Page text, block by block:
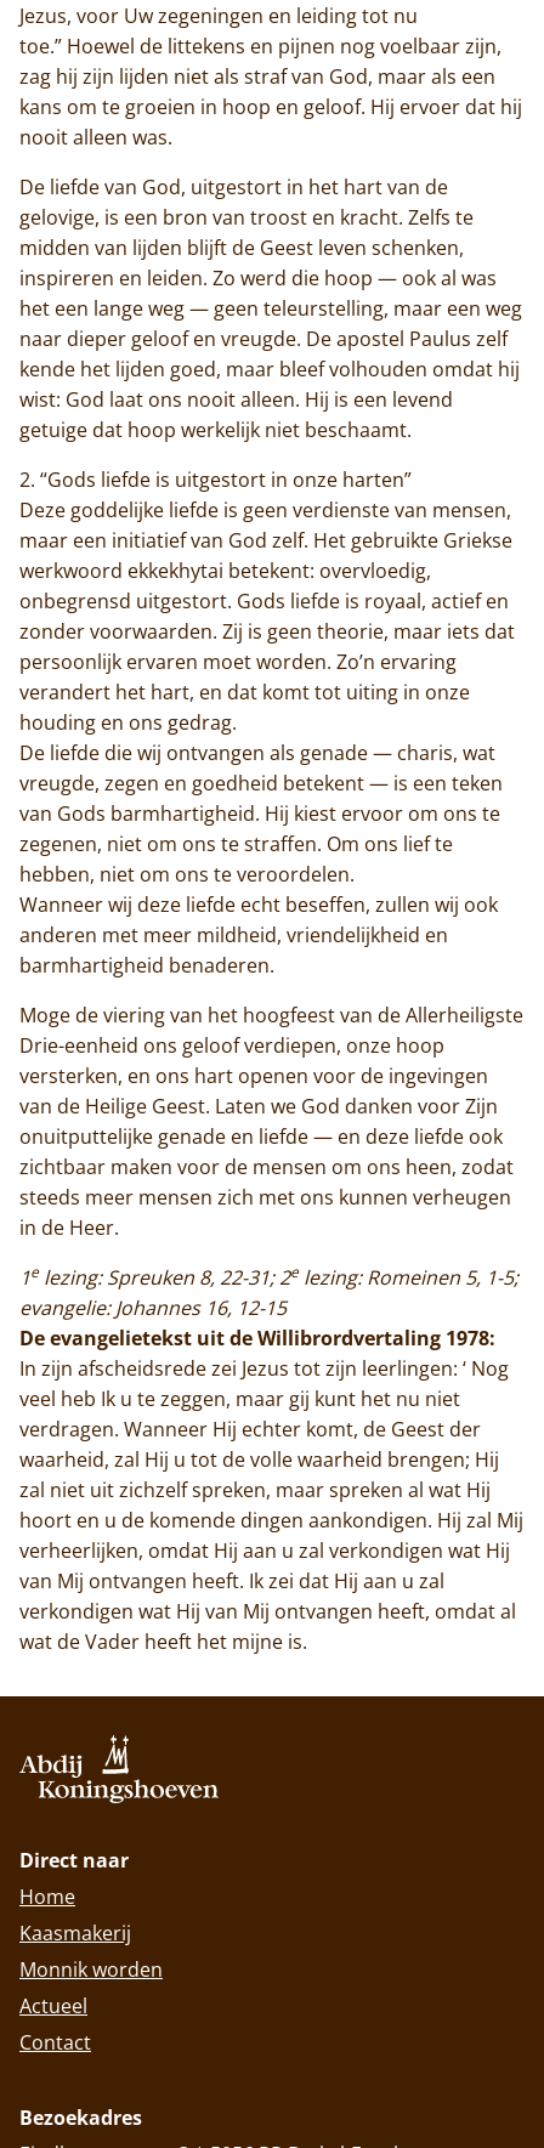
Home
Trappisten
De abdij
Actueel
Monnik worden
Contact
Jezus, voor Uw zegeningen en leiding tot nu
toe.” Hoewel de littekens en pijnen nog voelbaar zijn,
zag hij zijn lijden niet als straf van God, maar als een
kans om te groeien in hoop en geloof. Hij ervoer dat hij
nooit alleen was.
De liefde van God, uitgestort in het hart van de
gelovige, is een bron van troost en kracht. Zelfs te
midden van lijden blijft de Geest leven schenken,
inspireren en leiden. Zo werd die hoop — ook al was
het een lange weg — geen teleurstelling, maar een weg
naar dieper geloof en vreugde. De apostel Paulus zelf
kende het lijden goed, maar bleef volhouden omdat hij
wist: God laat ons nooit alleen. Hij is een levend
getuige dat hoop werkelijk niet beschaamt.
2.⁠ ⁠“Gods liefde is uitgestort in onze harten”
Deze goddelijke liefde is geen verdienste van mensen,
maar een initiatief van God zelf. Het gebruikte Griekse
werkwoord ekkekhytai betekent: overvloedig,
onbegrensd uitgestort. Gods liefde is royaal, actief en
zonder voorwaarden. Zij is geen theorie, maar iets dat
persoonlijk ervaren moet worden. Zo’n ervaring
verandert het hart, en dat komt tot uiting in onze
houding en ons gedrag.
De liefde die wij ontvangen als genade — charis, wat
vreugde, zegen en goedheid betekent — is een teken
van Gods barmhartigheid. Hij kiest ervoor om ons te
zegenen, niet om ons te straffen. Om ons lief te
hebben, niet om ons te veroordelen.
Wanneer wij deze liefde echt beseffen, zullen wij ook
anderen met meer mildheid, vriendelijkheid en
barmhartigheid benaderen.
Moge de viering van het hoogfeest van de Allerheiligste
Drie-eenheid ons geloof verdiepen, onze hoop
versterken, en ons hart openen voor de ingevingen
van de Heilige Geest. Laten we God danken voor Zijn
onuitputtelijke genade en liefde — en deze liefde ook
zichtbaar maken voor de mensen om ons heen, zodat
steeds meer mensen zich met ons kunnen verheugen
in de Heer.
1elezing: Spreuken 8, 22-31; 2elezing: Romeinen 5, 1-5;
evangelie: Johannes 16, 12-15
De evangelietekst uit de Willibrordvertaling 1978:
In zijn afscheidsrede zei Jezus tot zijn leerlingen: ‘ Nog
veel heb Ik u te zeggen, maar gij kunt het nu niet
verdragen. Wanneer Hij echter komt, de Geest der
waarheid, zal Hij u tot de volle waarheid brengen; Hij
zal niet uit zichzelf spreken, maar spreken al wat Hij
hoort en u de komende dingen aankondigen. Hij zal Mij
verheerlijken, omdat Hij aan u zal verkondigen wat Hij
van Mij ontvangen heeft. Ik zei dat Hij aan u zal
verkondigen wat Hij van Mij ontvangen heeft, omdat al
wat de Vader heeft het mijne is.
Direct naar
Home
Kaasmakerij
Monnik worden
Actueel
Contact
Bezoekadres